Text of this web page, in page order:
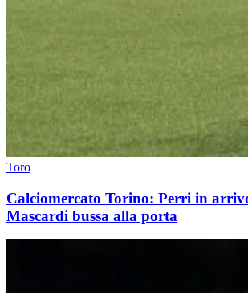
Toro
Calciomercato Torino: Perri in
Mascardi bussa alla porta